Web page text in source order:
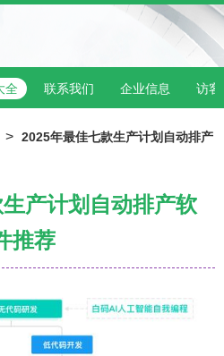
全 联系我们 企业信息 访客
> 2025年最佳七款生产计划自动排产
产计划自动排产软
推荐